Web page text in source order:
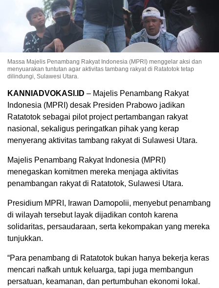
Massa Majelis Penambang Rakyat Indonesia (MPRI) menggelar aksi dan
menyuarakan tuntutan agar aktivitas tambang rakyat di Ratatotok tetap
dilindungi, Sulawesi Utara.
KANNIADVOKASI.ID – Majelis Penambang Rakyat
Indonesia (MPRI) desak Presiden Prabowo jadikan
Ratatotok sebagai pilot project pertambangan rakyat
nasional, sekaligus peringatkan pihak yang kerap
menyerang aktivitas tambang rakyat di Sulawesi Utara.
Majelis Penambang Rakyat Indonesia (MPRI)
menegaskan komitmen mereka menjaga aktivitas
penambangan rakyat di Ratatotok, Sulawesi Utara.
Presidium MPRI, Irawan Damopolii, menyebut penambang
di wilayah tersebut layak dijadikan contoh karena
solidaritas, persaudaraan, serta kekompakan yang mereka
tunjukkan.
“Para penambang di Ratatotok bukan hanya bekerja keras
mencari nafkah untuk keluarga, tapi juga membangun
persatuan, keamanan, dan pertumbuhan ekonomi lokal.